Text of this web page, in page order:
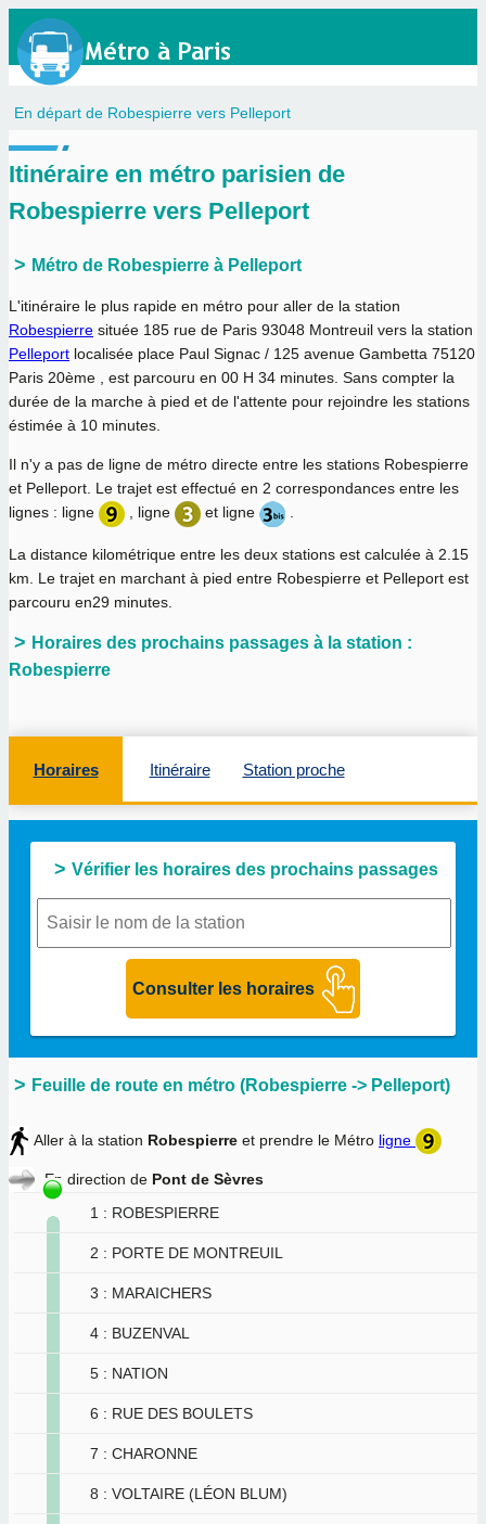
En départ de Robespierre vers Pelleport
Itinéraire en métro parisien de
Robespierre vers Pelleport
Métro de Robespierre à Pelleport
L'itinéraire le plus rapide en métro pour aller de la station
Robespierre située 185 rue de Paris 93048 Montreuil vers la station
Pelleport localisée place Paul Signac / 125 avenue Gambetta 75120
Paris 20ème , est parcouru en 00 H 34 minutes. Sans compter la
durée de la marche à pied et de l'attente pour rejoindre les stations
éstimée à 10 minutes.
Il n'y a pas de ligne de métro directe entre les stations Robespierre
et Pelleport. Le trajet est effectué en 2 correspondances entre les
lignes : ligne
, ligne et ligne .
La distance kilométrique entre les deux stations est calculée à 2.15
km . Le trajet en marchant à pied entre Robespierre et Pelleport est
parcouru en29 minutes
Horaires des prochains passages à la station :
Robespierre
Horaires Itinéraire Station proche
Vérifier les horaires des prochains passages
Feuille de route en métro (Robespierre -> Pelleport)
Aller à la station Robespierre et prendre le Métro ligne
En direction de Pont de Sèvres
1 : ROBESPIERRE
2 : PORTE DE MONTREUIL
3 : MARAICHERS
4 : BUZENVAL
5 : NATION
6 : RUE DES BOULETS
7 : CHARONNE
8 : VOLTAIRE (LÉON BLUM)